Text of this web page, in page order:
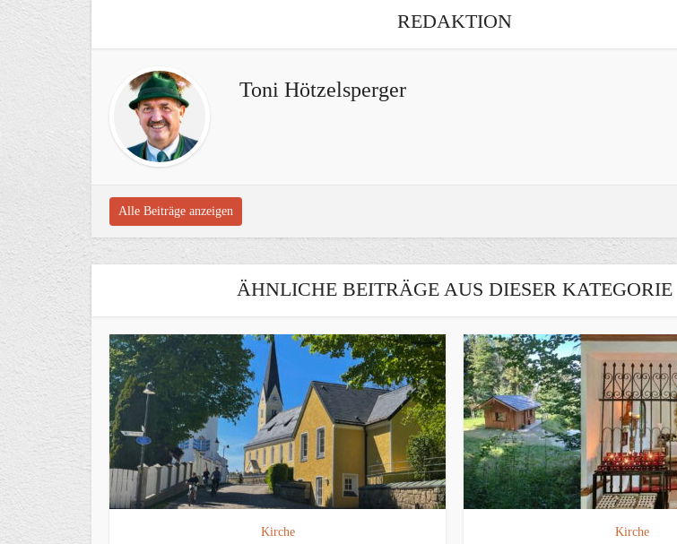
REDAKTION
Toni Hötzelsperger
Alle Beiträge anzeigen
ÄHNLICHE BEITRÄGE AUS DIESER KATEGORIE
Kirche Kirche